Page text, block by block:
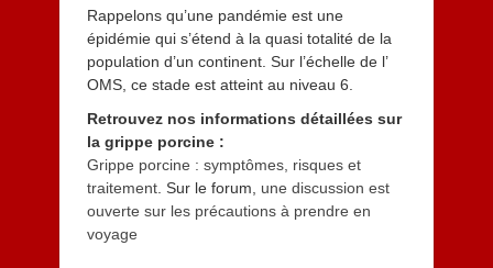
Rappelons qu’une pandémie est une
épidémie qui s’étend à la quasi totalité de la
population d’un continent. Sur l’échelle de l’
OMS, ce stade est atteint au niveau 6.
Retrouvez nos informations détaillées sur
la grippe porcine :
Grippe porcine : symptômes, risques et
traitement. Sur le forum, une discussion est
ouverte sur les précautions à prendre en
voyage